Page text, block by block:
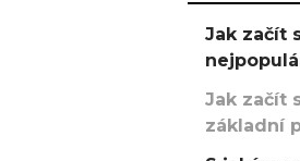
Jak začít
Jak začít
základní